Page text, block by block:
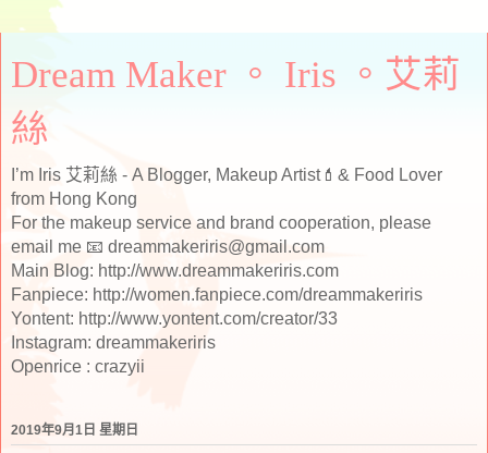
Dream Maker 。 Iris 。艾莉
絲
I’m Iris 艾莉絲 - A Blogger, Makeup Artist💄& Food Lover
from Hong Kong
For the makeup service and brand cooperation, please
email me 📧 dreammakeriris@gmail.com
Main Blog: http://www.dreammakeriris.com
Fanpiece: http://women.fanpiece.com/dreammakeriris
Yontent: http://www.yontent.com/creator/33
Instagram: dreammakeriris
Openrice : crazyii
2019年9月1日 星期日